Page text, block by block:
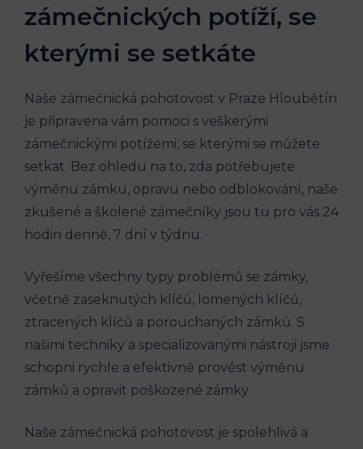
zámečnických potíží, se
kterými se setkáte
Naše zámečnická pohotovost v Praze Hloubětín
je připravena vám pomoci s veškerými
zámečnickými potížemi, se kterými se můžete
setkat. Bez ohledu na to, zda potřebujete
výměnu zámku, opravu nebo odblokování, naše
zkušené a školené zámečníky jsou tu pro vás 24
hodin denně, 7 dní v týdnu.
Vyřešíme všechny typy problémů se zámky,
včetně zaseknutých klíčů, lomených klíčů,
ztracených klíčů a porouchaných zámků. S
našimi techniky a specializovanými nástroji jsme
schopni rychle a efektivně provést výměnu
zámků a opravit poškozené zámky.
Naše zámečnická pohotovost je spolehlivá a